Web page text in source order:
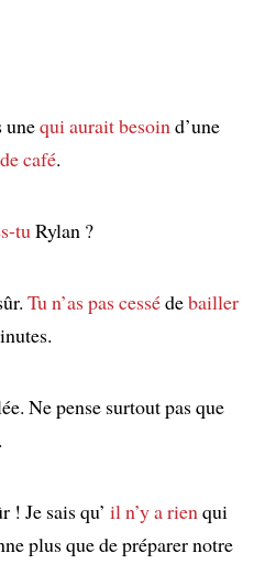
unequi aurait besoin d’une
café.
tu Rylan ?
Tu n’as pas cessédebailler
Ne pense surtout pas que
! Je sais qu’ il n’y a rien qui
plus que de préparer notre